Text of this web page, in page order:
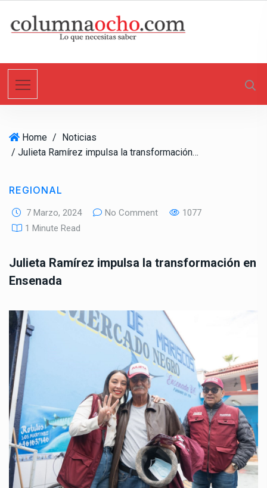
t
Home / Noticias
/ Julieta Ramírez impulsa la transformación en Ensenada
REGIONAL
7 Marzo, 2024 No Comment
1077
1 Minute Read
Julieta Ramírez impulsa la transformación en
Ensenada